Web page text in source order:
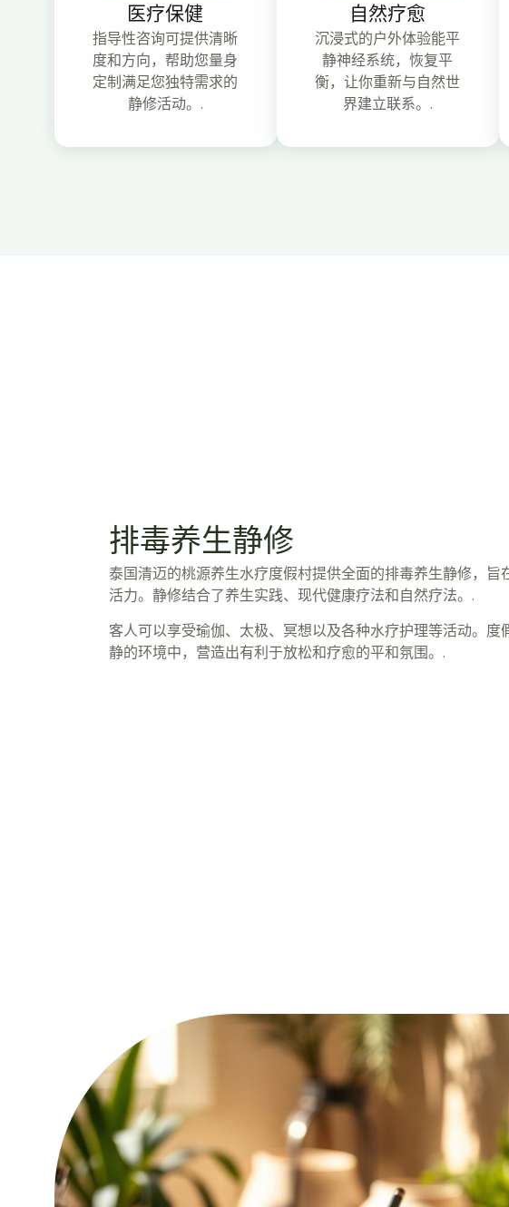
医疗保健
指导性咨询可提供清晰
度和方向，帮助您量身
定制满足您独特需求的
静修活动。.
自然疗愈
沉浸式的户外体验能平
静神经系统，恢复平
衡，让你重新与自然世
界建立联系。.
排毒养生静修
泰国清迈的桃源养生水疗度假村提供全面的排毒养生静修，旨
活力。静修结合了养生实践、现代健康疗法和自然疗法。.
客人可以享受瑜伽、太极、冥想以及各种水疗护理等活动。度
静的环境中，营造出有利于放松和疗愈的平和氛围。.